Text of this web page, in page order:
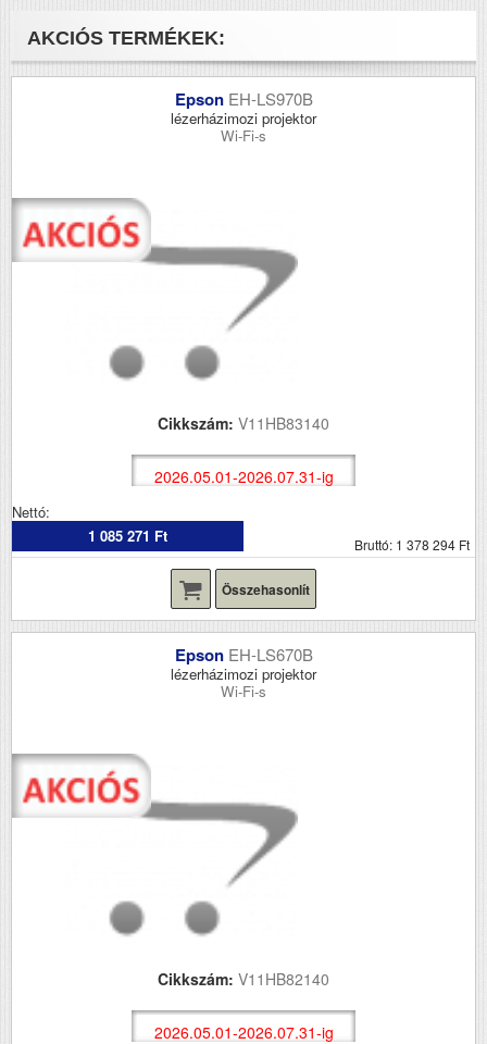
AKCIÓS TERMÉKEK:
Epson EH-LS970B
lézerházimozi projektor
Wi-Fi-s
Cikkszám: V11HB83140
2026.05.01-2026.07.31-ig
Nettó:
1 085 271 Ft
Bruttó: 1 378 294 Ft
Összehasonlít
Epson EH-LS670B
lézerházimozi projektor
Wi-Fi-s
Cikkszám: V11HB82140
2026.05.01-2026.07.31-ig